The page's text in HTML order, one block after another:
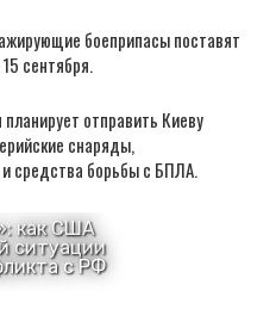
боеприпасы поставят
сентября.
отправить Киеву
снаряды,
средства борьбы с БПЛА.